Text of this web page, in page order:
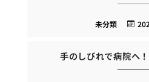
未分類
手のしびれで病院へ